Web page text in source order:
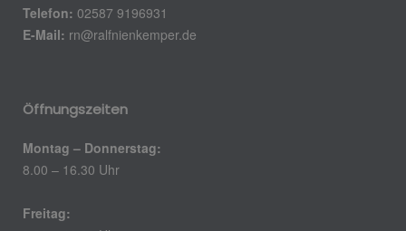
Telefon: 02587 9196931
E-Mail: rn@ralfnienkemper.de
Öffnungszeiten
Montag – Donnerstag:
8.00 – 16.30 Uhr
Freitag: